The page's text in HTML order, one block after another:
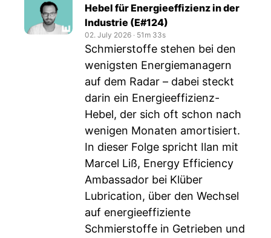
Hebel für Energieeffizienz in der
Industrie (E#124)
02. July 2026 ‧ 51m 33s
Schmierstoffe stehen bei den
wenigsten Energiemanagern
auf dem Radar – dabei steckt
darin ein Energieeffizienz-
Hebel, der sich oft schon nach
wenigen Monaten amortisiert.
In dieser Folge spricht Ilan mit
Marcel Liß, Energy Efficiency
Ambassador bei Klüber
Lubrication, über den Wechsel
auf energieeffiziente
Schmierstoffe in Getrieben und